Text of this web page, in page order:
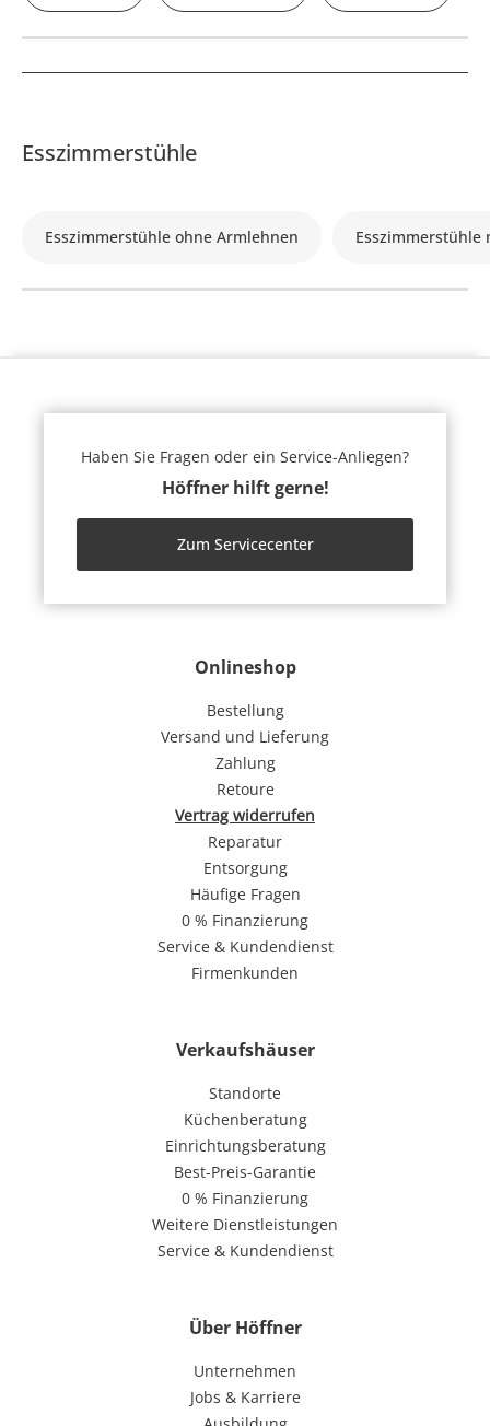
Esszimmerstühle
Esszimmerstühle ohne Armlehnen Esszimmerstühle
Onlineshop
Bestellung
Versand und Lieferung
Zahlung
Retoure
Vertrag widerrufen
Reparatur
Entsorgung
Häufige Fragen
0 % Finanzierung
Service & Kundendienst
Firmenkunden
Verkaufshäuser
Standorte
Küchenberatung
Einrichtungsberatung
Best-Preis-Garantie
0 % Finanzierung
Weitere Dienstleistungen
Service & Kundendienst
Über Höffner
Unternehmen
Jobs & Karriere
Haben Sie Fragen oder ein Service-Anliegen?
Höffner hilft gerne!
Zum Servicecenter